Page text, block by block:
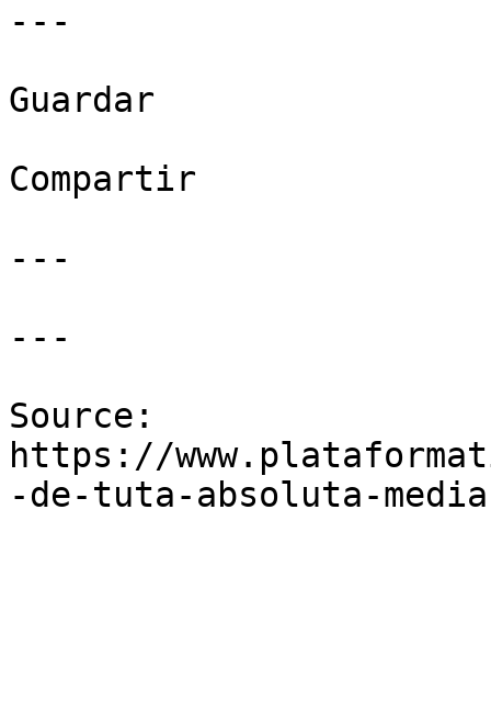
---
Guardar
Compartir
---
---
Source:
https://